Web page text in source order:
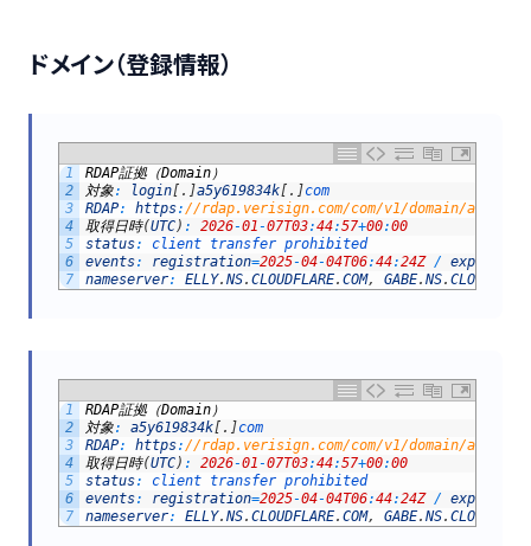
ドメイン（登録情報）
1
2
3
4
5
6
7
RDAP証拠（Domain ）
対象: login[ . ]a5y619834k[ . ]com
RDAP: https: //rdap.verisign.com/com/v1/domain/
取得日時(UTC) : 2026-01-07T03:44:57+00:00
status: client transfer prohibited
events: registration=2025-04-04T06:44:24Z /
nameserver: ELLY.NS.CLOUDFLARE.COM, GABE.NS.
1
2
3
4
5
6
7
RDAP証拠（Domain ）
対象: a5y619834k[ . ]com
RDAP: https://rdap.verisign.com/com/v1/domain/
取得日時(UTC) : 2026-01-07T03:44:57+00:00
status: client transfer prohibited
events: registration=2025-04-04T06:44:24Z /
nameserver: ELLY.NS.CLOUDFLARE.COM, GABE.NS.